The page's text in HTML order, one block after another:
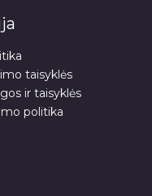
taisyklės
ir taisyklės
politika